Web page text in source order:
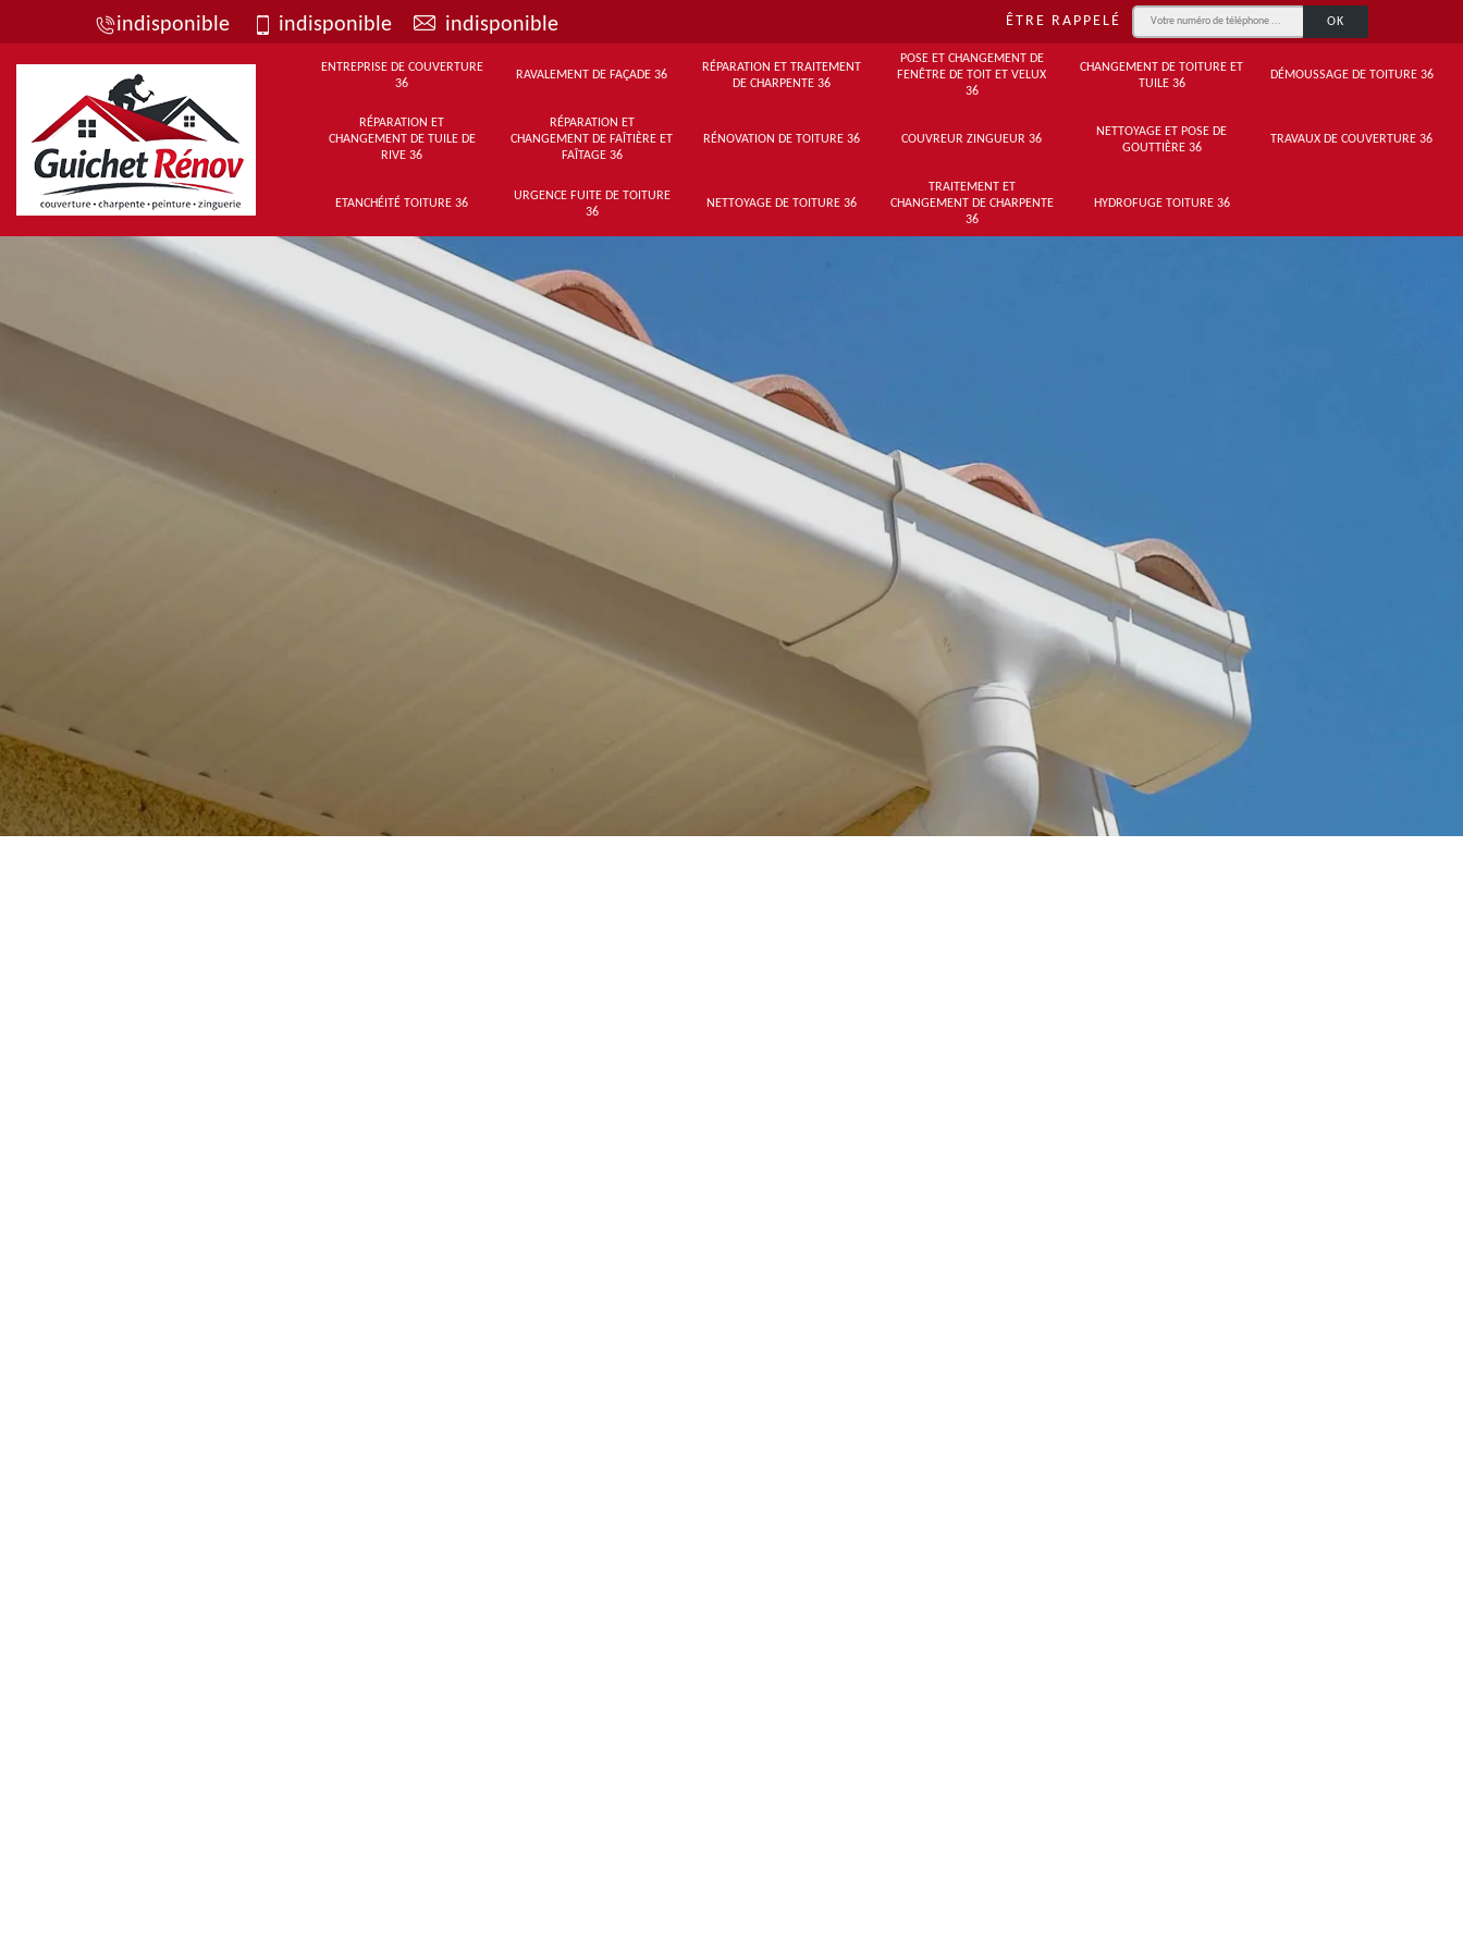
indisponible indisponible indisponible ÊTRE RAPPELÉ
ENTREPRISE DE COUVERTURE
36
RAVALEMENT DE FAÇADE 36
RÉPARATION ET TRAITEMENT
DE CHARPENTE 36
POSE ET CHANGEMENT DE
FENÊTRE DE TOIT ET VELUX
36
CHANGEMENT DE TOITURE ET
TUILE 36
DÉMOUSSAGE DE TOITURE 36
RÉPARATION ET
CHANGEMENT DE TUILE DE
RIVE 36
RÉPARATION ET
CHANGEMENT DE FAÎTIÈRE ET
FAÎTAGE 36
RÉNOVATION DE TOITURE 36 COUVREUR ZINGUEUR 36
NETTOYAGE ET POSE DE
GOUTTIÈRE 36
TRAVAUX DE COUVERTURE 36
ETANCHÉITÉ TOITURE 36
URGENCE FUITE DE TOITURE
36
NETTOYAGE DE TOITURE 36
TRAITEMENT ET
CHANGEMENT DE CHARPENTE
36
HYDROFUGE TOITURE 36